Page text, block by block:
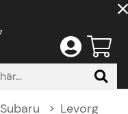
Subaru Levorg